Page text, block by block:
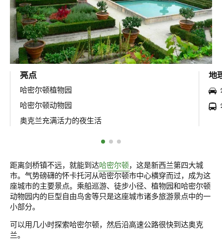
亮点
哈密尔顿植物园
哈密尔顿动物园
奥克兰充满活力的夜生活
地
距离剑桥镇不远，就能到达哈密尔顿，这是新西兰第四大城
市。气势磅礴的怀卡托河从哈密尔顿市中心横穿而过，成为这
座城市的主要景点。乘船巡游、徒步小径、植物园和哈密尔顿
动物园内的巨型自由鸟舍等只是这座城市诸多旅游景点中的一
小部分。
可以用几小时探索哈密尔顿，然后沿高速公路很快到达奥克
兰。